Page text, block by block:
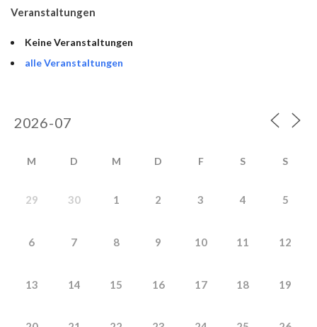
Veranstaltungen
Keine Veranstaltungen
alle Veranstaltungen
M D M D F S S
29 30 1 2 3 4 5
6 7 8 9 10 11 12
13 14 15 16 17 18 19